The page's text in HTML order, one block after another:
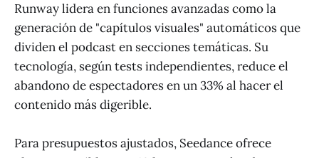
Runway lidera en funciones avanzadas como la
generación de "capítulos visuales" automáticos que
dividen el podcast en secciones temáticas. Su
tecnología, según tests independientes, reduce el
abandono de espectadores en un 33% al hacer el
contenido más digerible.
Para presupuestos ajustados, Seedance ofrece